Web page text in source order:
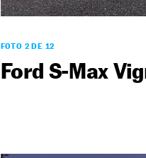
FOTO 2 DE 12
Ford S-Max